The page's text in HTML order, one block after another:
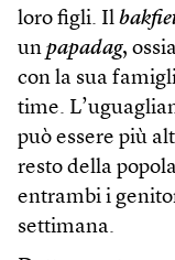
loro figli. Il
un papadag,
con la sua
time.
può essere più
resto della
entrambi i
settimana.